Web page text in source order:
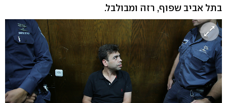
בתל אביב שפוף, רזה ומבולבל.